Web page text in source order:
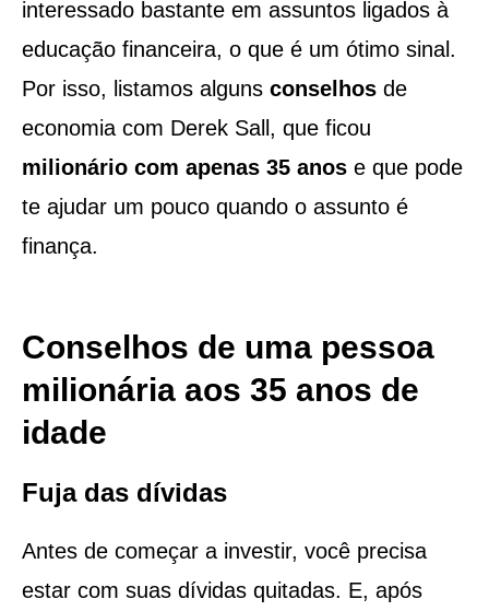
interessado bastante em assuntos ligados à
educação financeira, o que é um ótimo sinal.
Por isso, listamos alguns conselhosde
economia com Derek Sall, que ficou
milionário com apenas 35 anose que pode
te ajudar um pouco quando o assunto é
finança.
Conselhos de uma pessoa
milionária aos 35 anos de
idade
Fuja das dívidas
Antes de começar a investir, você precisa
estar com suas dívidas quitadas. E, após